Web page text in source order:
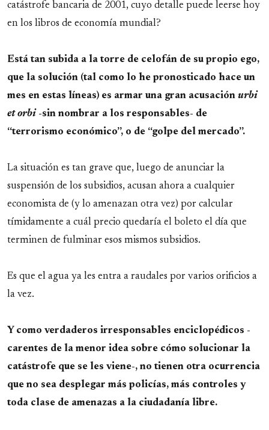
catástrofe bancaria de 2001, cuyo detalle puede leerse hoy
en los libros de economía mundial?
Está tan subida a la torre de celofán de su propio ego,
que la solución (tal como lo he pronosticado hace un
mes en estas líneas) es armar una gran acusación urbi
et orbi -sin nombrar a los responsables- de
“terrorismo económico”, o de “golpe del mercado”.
La situación es tan grave que, luego de anunciar la
suspensión de los subsidios, acusan ahora a cualquier
economista de (y lo amenazan otra vez) por calcular
tímidamente a cuál precio quedaría el boleto el día que
terminen de fulminar esos mismos subsidios.
Es que el agua ya les entra a raudales por varios orificios a
la vez.
Y como verdaderos irresponsables enciclopédicos -
carentes de la menor idea sobre cómo solucionar la
catástrofe que se les viene-, no tienen otra ocurrencia
que no sea desplegar más policías, más controles y
toda clase de amenazas a la ciudadanía libre.